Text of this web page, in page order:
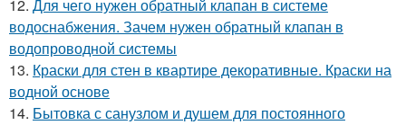
12. Для чего нужен обратный клапан в системе
водоснабжения. Зачем нужен обратный клапан в
водопроводной системы
13. Краски для стен в квартире декоративные. Краски на
водной основе
14. Бытовка с санузлом и душем для постоянного